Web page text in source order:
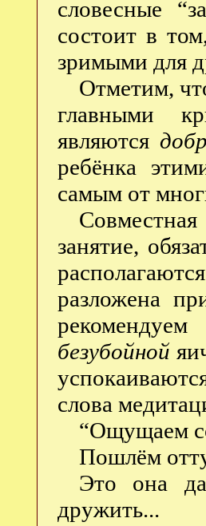
словесные
состоит в
зримыми для
Отметим,
главными
являются
ребёнка
самым от
занятие,
разложена
безубойной
слова
“Ощущаем
Пошлём
Это она
дружить...